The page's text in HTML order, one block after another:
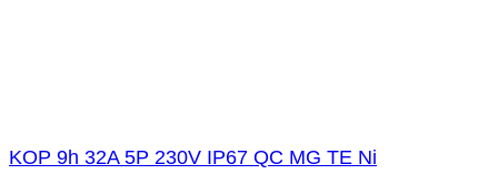
KOP 9h 32A 5P 230V IP67 QC MG TE Ni